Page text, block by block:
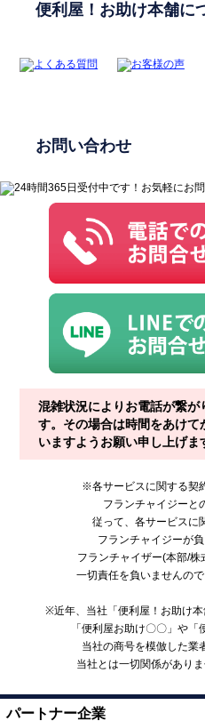
便利屋！お助け本舗に
お問い合わせ
混雑状況によりお電話が繋が
す。その場合は時間をあけて
いますようお願い申し上げま
※各サービスに関する契
フランチャイジーと
従って、各サービスに
フランチャイジーが
フランチャイザー(本部/
一切責任を負いませんの
※近年、当社「便利屋！お助け本
「便利屋お助け〇〇」や「
当社の商号を模倣した業
当社とは一切関係があり
パートナー企業